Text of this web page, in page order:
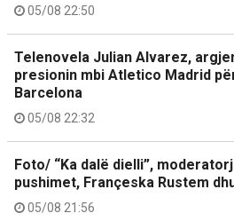
05/08 22:50
Telenovela Julian Alvarez,
presionin mbi Atletico Madrid
Barcelona
05/08 22:32
Foto/ “Ka dalë dielli”,
pushimet, Françeska Rustem
05/08 21:56